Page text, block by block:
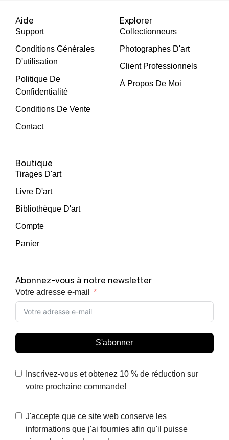
Aide
Support
Conditions Générales
D'utilisation
Politique De
Confidentialité
Conditions De Vente
Contact
Explorer
Collectionneurs
Photographes D'art
Client Professionnels
À Propos De Moi
Boutique
Tirages D'art
Livre D'art
Bibliothèque D'art
Compte
Panier
Abonnez-vous à notre newsletter
Votre adresse e-mail
S'abonner
Inscrivez-vous et obtenez 10 % de réduction sur
votre prochaine commande!
J'accepte que ce site web conserve les
informations que j'ai fournies afin qu'il puisse